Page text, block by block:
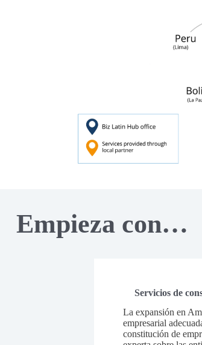
Empieza con…
Servicios de
La expansión en
empresarial
constitución de